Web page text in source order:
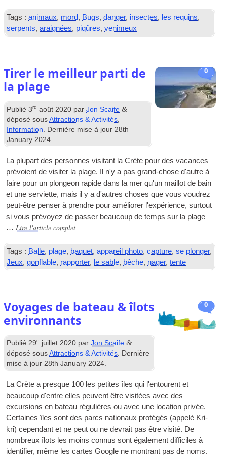
Tags : animaux, mord, Bugs,danger, insectes, les requins,
serpents,araignées, piqûres,venimeux
0
Tirer le meilleur parti de
la plage
Publié3rd août 2020 parJon Scaife &
déposé sousAttractions & Activités,
Information. Dernière mise à jour28th
January 2024.
La plupart des personnes visitant la Crète pour des vacances
prévoient de visiter la plage. Il n'y a pas grand-chose d'autre à
faire pour un plongeon rapide dans la mer qu'un maillot de bain
et une serviette, mais il y a d'autres choses que vous voudrez
peut-être penser à prendre pour améliorer l'expérience, surtout
si vous prévoyez de passer beaucoup de temps sur la plage
… Lire l'article complet
Tags : Balle, plage, baquet,appareil photo,capture,se plonger,
Jeux,gonflable, rapporter, le sable, bêche, nager,tente
0
Voyages de bateau & îlots
environnants
Publié29e juillet 2020 parJon Scaife &
déposé sousAttractions & Activités. Dernière
mise à jour28th January 2024.
La Crète a presque 100 les petites îles qui l'entourent et
beaucoup d'entre elles peuvent être visitées avec des
excursions en bateau régulières ou avec une location privée.
Certaines îles sont des parcs nationaux protégés (appelé Kri-
kri) cependant et ne peut ou ne devrait pas être visité. De
nombreux îlots les moins connus sont également difficiles à
identifier, même les cartes Google ne montrant pas de noms.